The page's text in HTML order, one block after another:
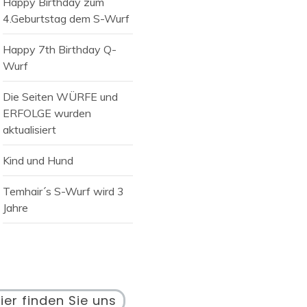
4.Geburtstag dem S-Wurf
Happy 7th Birthday Q-
Wurf
Die Seiten WÜRFE und
ERFOLGE wurden
aktualisiert
Kind und Hund
Temhair´s S-Wurf wird 3
Jahre
finden Sie uns